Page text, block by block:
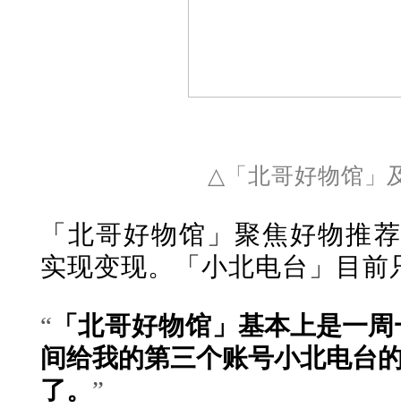
△ 「 北哥好物馆 」
「北哥好物馆 」聚焦好物推
实现变现。
「小北电台 」 目前
“ 「 北哥好物馆 」 基本上是一
间给我的第三个账号小北电台
了。 ”